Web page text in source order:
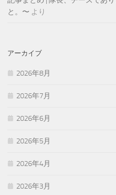
と。〜 より
アーカイブ
2026年8月
2026年7月
2026年6月
2026年5月
2026年4月
2026年3月